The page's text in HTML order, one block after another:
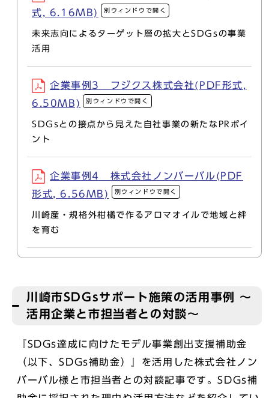
式, 6.16MB)
別ウィンドウで開く
未来志向によるターゲット層の拡大とSDGsの事業
活用
企業事例3 フジクス株式会社(PDF形式,
6.50MB)
別ウィンドウで開く
SDGsとの接点から見えた自社事業の新たなPRポイ
ント
企業事例4 株式会社ノンバーバル(PDF
形式, 6.56MB)
別ウィンドウで開く
川崎産・規格外柑橘で作るアロマオイルで地域と絆
を育む
川崎市SDGsサポート施策の活用事例 ～
活用企業と市担当者との対談～
『SDGs達成に向けたモデル事業創出支援補助金
（以下、SDGs補助金）』を活用した株式会社ノン
バーバル様と市担当者との対談記事です。SDGs補